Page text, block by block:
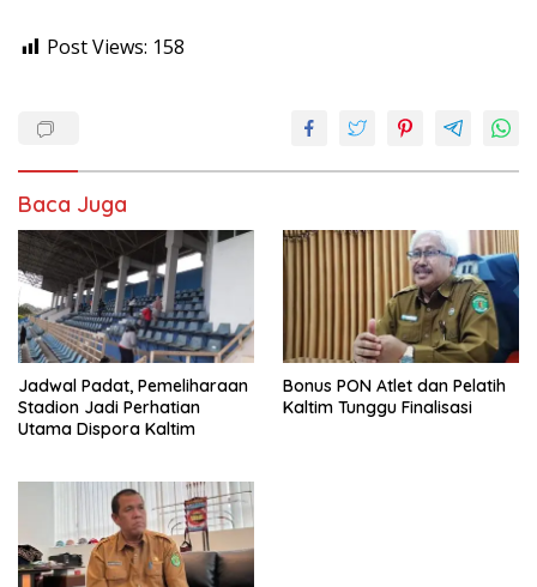
Post Views: 158
Baca Juga
Jadwal Padat, Pemeliharaan
Stadion Jadi Perhatian
Utama Dispora Kaltim
Bonus PON Atlet dan Pelatih
Kaltim Tunggu Finalisasi